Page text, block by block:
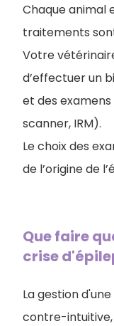
Chaque animal
traitements
Votre
d’effectuer un
et des
scanner, IRM).
Le choix des
de l’origine de
Que faire
crise
La gestion
contre-